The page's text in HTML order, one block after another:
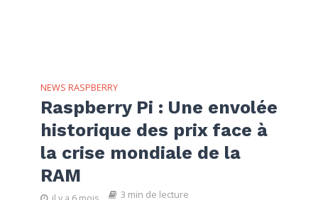
NEWS RASPBERRY
Raspberry Pi : Une envolée
historique des prix face à
la crise mondiale de la
RAM
3 min de lecture